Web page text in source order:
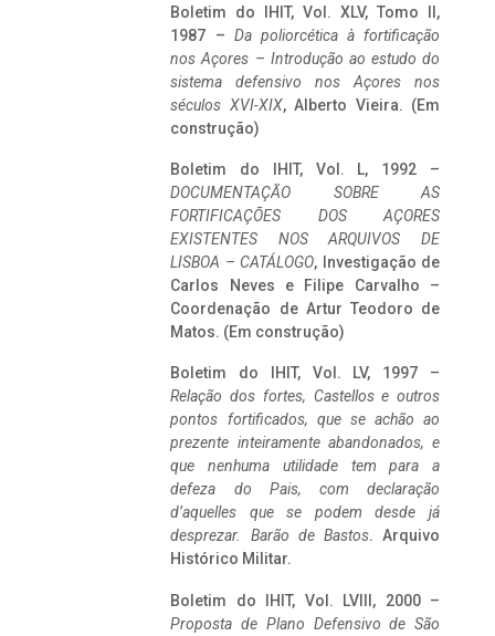
Boletim do IHIT, Vol. XLV, Tomo II,
1987 – Da poliorcética à fortificação
nos Açores – Introdução ao estudo do
sistema defensivo nos Açores nos
séculos XVI-XIX, Alberto Vieira. (Em
construção)
Boletim do IHIT, Vol. L, 1992 –
DOCUMENTAÇÃO SOBRE AS
FORTIFICAÇÕES DOS AÇORES
EXISTENTES NOS ARQUIVOS DE
LISBOA – CATÁLOGO, Investigação de
Carlos Neves e Filipe Carvalho –
Coordenação de Artur Teodoro de
Matos. (Em construção)
Boletim do IHIT, Vol. LV, 1997 –
Relação dos fortes, Castellos e outros
pontos fortificados, que se achão ao
prezente inteiramente abandonados, e
que nenhuma utilidade tem para a
defeza do Pais, com declaração
d’aquelles que se podem desde já
desprezar. Barão de Bastos. Arquivo
Histórico Militar.
Boletim do IHIT, Vol. LVIII, 2000 –
Proposta de Plano Defensivo de São